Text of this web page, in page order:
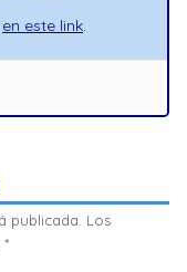
en este link.
publicada. Los
*